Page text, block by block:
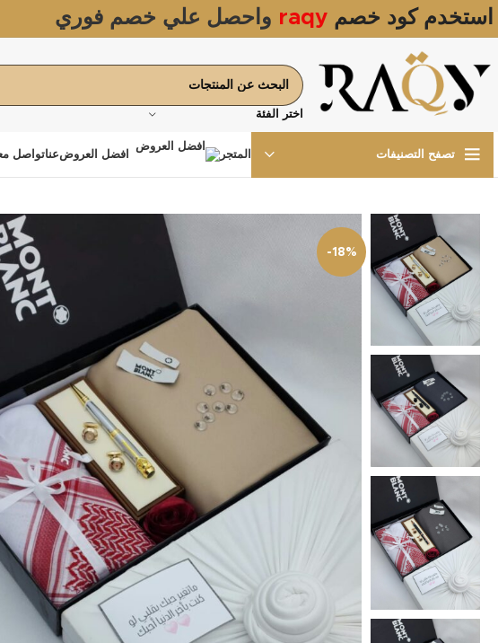
استخدم كود خصم raqy واحصل علي خصم فوري
اختر الفئة
تصفح التصنيفات المتجر افضل العروضعناتواصل
-18%